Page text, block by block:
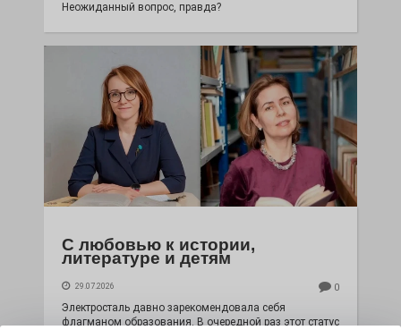
Неожиданный вопрос, правда?
С любовью к истории,
литературе и детям
29.07.2026 0
Электросталь давно зарекомендовала себя
флагманом образования. В очередной раз этот статус